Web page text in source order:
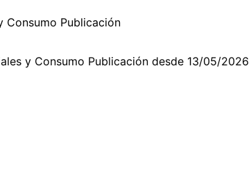
Consumo Publicación
y Consumo Publicación desde 13/05/2026